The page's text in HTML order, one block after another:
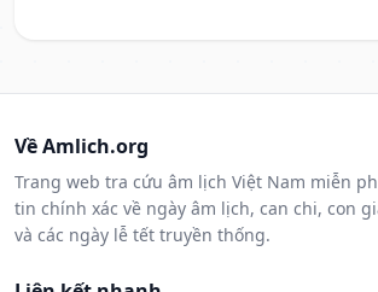
Về Amlich.org
Trang web tra cứu âm lịch Việt Nam miễn
tin chính xác về ngày âm lịch, can chi, con
và các ngày lễ tết truyền thống.